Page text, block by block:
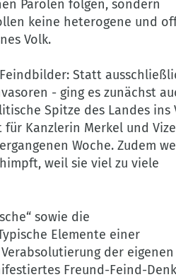
Parolen folgen, sondern
keine heterogene und
Volk.
Statt
- ging es zunächst
Spitze des Landes ins
Kanzlerin Merkel und
Woche. Zudem
weil sie viel zu viele
sowie die
Elemente einer
der eigenen
Freund-Feind-